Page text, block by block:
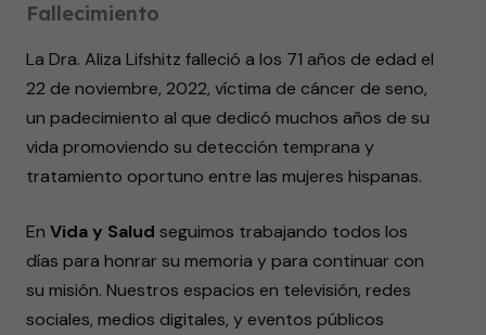
Fallecimiento
La Dra. Aliza Lifshitz falleció a los 71 años de edad el
22 de noviembre, 2022, víctima de cáncer de seno,
un padecimiento al que dedicó muchos años de su
vida promoviendo su detección temprana y
tratamiento oportuno entre las mujeres hispanas.
En Vida y Salud seguimos trabajando todos los
días para honrar su memoria y para continuar con
su misión. Nuestros espacios en televisión, redes
sociales, medios digitales, y eventos públicos